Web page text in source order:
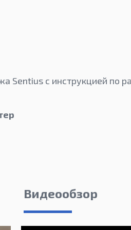
Sentius с инструкцией по
Видеообзор